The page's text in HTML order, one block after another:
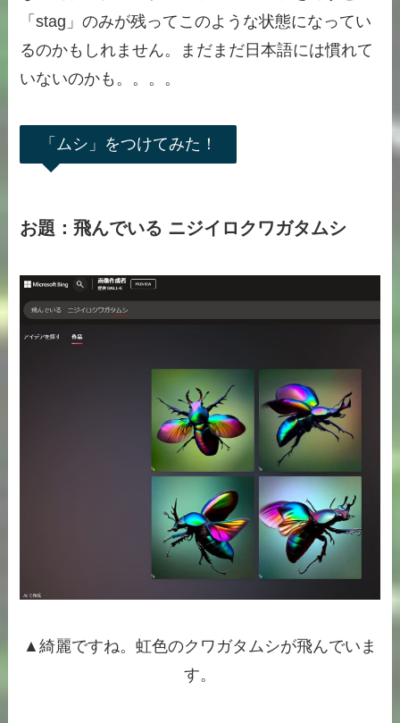
「stag」のみが残ってこのような状態になってい
るのかもしれません。まだまだ日本語には慣れて
いないのかも。。。。
「ムシ」をつけてみた！
お題：飛んでいる ニジイロクワガタムシ
▲綺麗ですね。虹色のクワガタムシが飛んでいま
す。